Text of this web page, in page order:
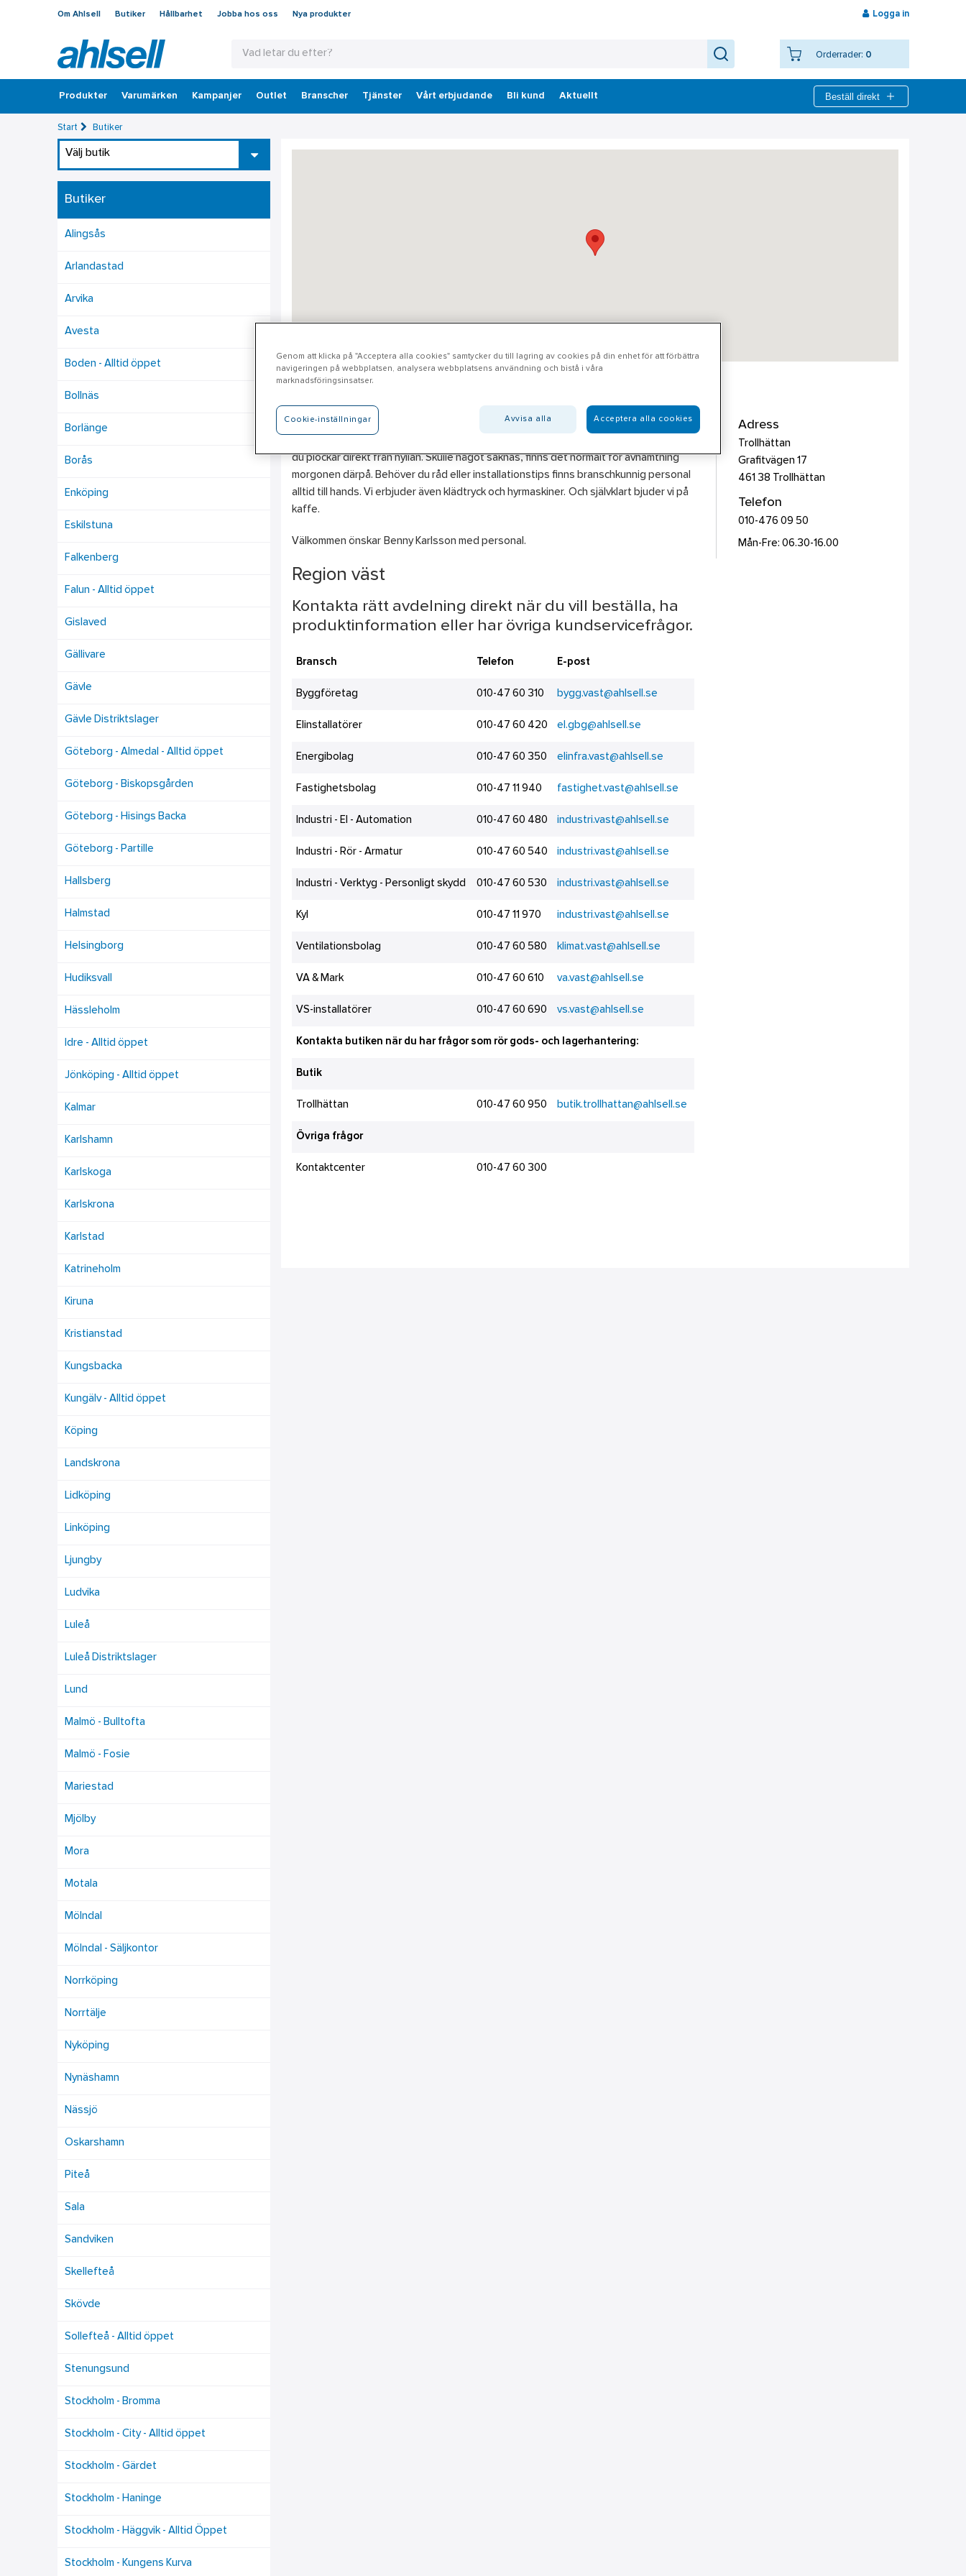
Om Ahlsell Butiker Hållbarhet Jobba hos oss Nya produkter Logga in
Orderrader: 0
Produkter Varumärken Kampanjer Outlet Branscher Tjänster Vårt erbjudande Bli kund Aktuellt Beställ direkt
Start Butiker
Välj butik
Butiker
Alingsås
Arlandastad
Arvika
Avesta
Boden - Alltid öppet
Bollnäs
Borlänge
Borås
Enköping
Eskilstuna
Falkenberg
Falun - Alltid öppet
Gislaved
Gällivare
Gävle
Gävle Distriktslager
Göteborg - Almedal - Alltid öppet
Göteborg - Biskopsgården
Göteborg - Hisings Backa
Göteborg - Partille
Hallsberg
Halmstad
Helsingborg
Hudiksvall
Hässleholm
Idre - Alltid öppet
Jönköping - Alltid öppet
Kalmar
Karlshamn
Karlskoga
Karlskrona
Karlstad
Katrineholm
Kiruna
Kristianstad
Kungsbacka
Kungälv - Alltid öppet
Köping
Landskrona
Lidköping
Linköping
Ljungby
Ludvika
Luleå
Luleå Distriktslager
Lund
Malmö - Bulltofta
Malmö - Fosie
Mariestad
Mjölby
Mora
Motala
Mölndal
Mölndal - Säljkontor
Norrköping
Norrtälje
Nyköping
Nynäshamn
Nässjö
Oskarshamn
Piteå
Sala
Sandviken
Skellefteå
Skövde
Sollefteå - Alltid öppet
Stenungsund
Stockholm - Bromma
Stockholm - City - Alltid öppet
Stockholm - Gärdet
Stockholm - Haninge
Stockholm - Häggvik - Alltid Öppet
Stockholm - Kungens Kurva
Trollhättan
Adress
Trollhättan
Grafitvägen 17
461 38
Trollhättan
Telefon
010-476 09 50
Mån-Fre: 06.30-16.00
Ahlsell Trollhättan erbjuder produkter inom områdena El, VVS, VA, Verktyg &
du plockar direkt från hyllan. Skulle något saknas, finns det normalt för avhämtning
morgonen därpå. Behöver du råd eller installationstips finns branschkunnig personal
alltid till hands. Vi erbjuder även klädtryck och hyrmaskiner. Och självklart bjuder vi på
kaffe.
Välkommen önskar Benny Karlsson med personal.
Region väst
Kontakta rätt avdelning direkt när du vill beställa, ha
produktinformation eller har övriga kundservicefrågor.
Bransch Telefon E-post
Byggföretag 010-47 60 310 bygg.vast@ahlsell.se
Elinstallatörer 010-47 60 420 el.gbg@ahlsell.se
Energibolag 010-47 60 350 elinfra.vast@ahlsell.se
Fastighetsbolag 010-47 11 940 fastighet.vast@ahlsell.se
Industri - El - Automation 010-47 60 480 industri.vast@ahlsell.se
Industri - Rör - Armatur 010-47 60 540 industri.vast@ahlsell.se
Industri - Verktyg - Personligt skydd 010-47 60 530 industri.vast@ahlsell.se
Kyl 010-47 11 970 industri.vast@ahlsell.se
Ventilationsbolag 010-47 60 580 klimat.vast@ahlsell.se
VA & Mark 010-47 60 610 va.vast@ahlsell.se
VS-installatörer 010-47 60 690 vs.vast@ahlsell.se
Kontakta butiken när du har frågor som rör gods- och lagerhantering:
Butik
Trollhättan 010-47 60 950 butik.trollhattan@ahlsell.se
Övriga frågor
Kontaktcenter 010-47 60 300
Genom att klicka på "Acceptera alla cookies" samtycker du till lagring av cookies på din enhet för att förbättra
navigeringen på webbplatsen, analysera webbplatsens användning och bistå i våra
marknadsföringsinsatser.
Cookie-inställningar Avvisa alla Acceptera alla cookies